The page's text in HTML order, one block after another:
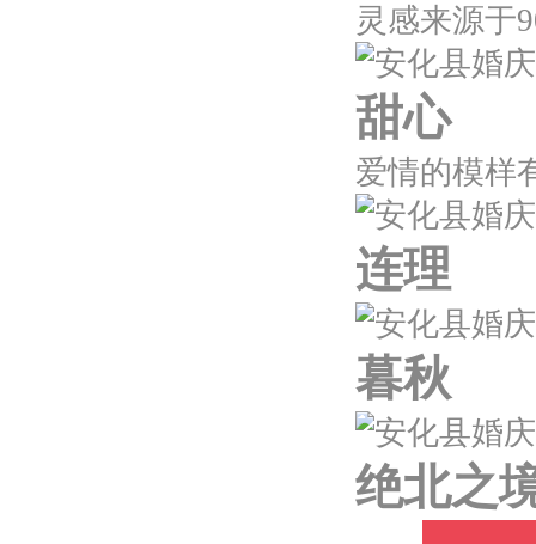
甜心
连理
暮秋
绝北之